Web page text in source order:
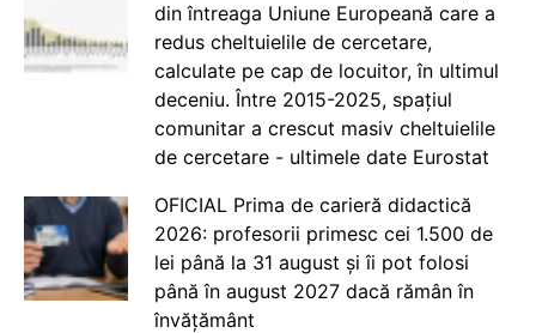
din întreaga Uniune Europeană care a
redus cheltuielile de cercetare,
calculate pe cap de locuitor, în ultimul
deceniu. Între 2015-2025, spațiul
comunitar a crescut masiv cheltuielile
de cercetare - ultimele date Eurostat
OFICIAL Prima de carieră didactică
2026: profesorii primesc cei 1.500 de
lei până la 31 august și îi pot folosi
până în august 2027 dacă rămân în
învățământ